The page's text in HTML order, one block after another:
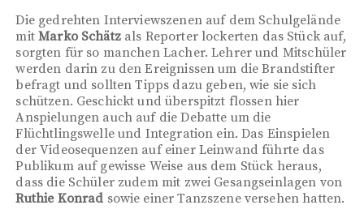
Die gedrehten Interviewszenen auf dem Schulgelände
mitMarko Schätzals Reporter lockerten das Stück auf,
sorgten für so manchen Lacher. Lehrer und Mitschüler
werden darin zu den Ereignissen um die Brandstifter
befragt und sollten Tipps dazu geben, wie sie sich
schützen. Geschickt und überspitzt flossen hier
Anspielungen auch auf die Debatte um die
Flüchtlingswelle und Integration ein. Das Einspielen
der Videosequenzen auf einer Leinwand führte das
Publikum auf gewisse Weise aus dem Stück heraus,
dass die Schüler zudem mit zwei Gesangseinlagen von
Ruthie Konrad sowie einer Tanzszene versehen hatten.